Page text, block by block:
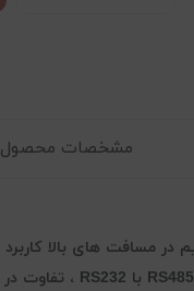
مشخصات محصول